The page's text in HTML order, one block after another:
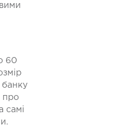
60
банку
про
самі